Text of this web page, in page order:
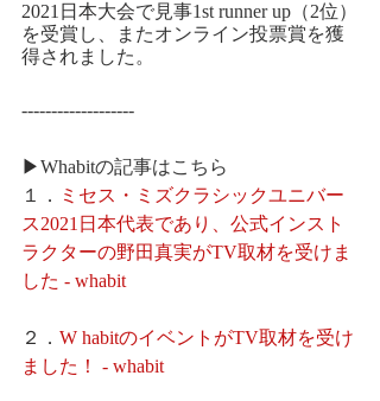
2021日本大会で見事1st runner up（2位）
を受賞し、またオンライン投票賞を獲
得されました。
-------------------
▶Whabitの記事はこちら
１．
ミセス・ミズクラシックユニバー
ス2021日本代表であり、公式インスト
ラクターの野田真実がTV取材を受けま
した - whabit
２． W habitのイベントがTV取材を受け
ました！ - whabit